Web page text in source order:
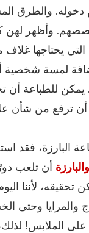
والطرق
وأظهر لهن
التي يحتاجها
لمسة شخصية
يمكن للطباعة
ترفع من شأن
البارزة، فقد
أن تلعب
تحقيقه، لأننا
والمرايا وحتى
الملابس!